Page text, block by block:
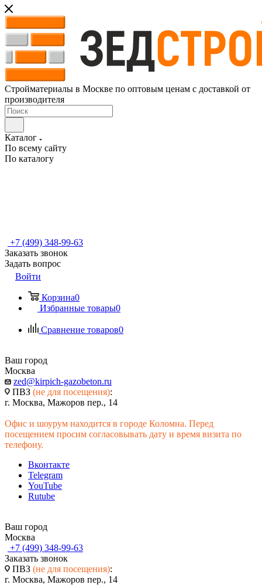
Стройматериалы в Москве по оптовым ценам с доставкой от
производителя
Каталог
По всему сайту
По каталогу
+7 (499) 348-99-63
Заказать звонок
Задать вопрос
Войти
Корзина0
Избранные товары0
Сравнение товаров0
Ваш город
Москва
zed@kirpich-gazobeton.ru
ПВЗ (не для посещения):
г. Москва, Мажоров пер., 14
Офис и шоурум находится в городе Коломна. Перед
посещением просим согласовывать дату и время визита по
телефону.
Вконтакте
Telegram
YouTube
Rutube
Ваш город
Москва
+7 (499) 348-99-63
Заказать звонок
ПВЗ (не для посещения):
г. Москва, Мажоров пер., 14